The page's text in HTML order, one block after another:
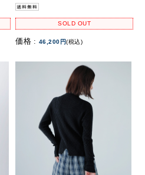
SOLD OUT
価格 : 46,200円(税込)